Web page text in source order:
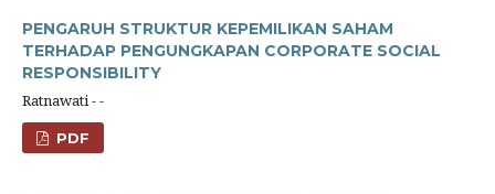
PENGARUH STRUKTUR KEPEMILIKAN SAHAM
TERHADAP PENGUNGKAPAN CORPORATE SOCIAL
RESPONSIBILITY
Ratnawati - -
PDF